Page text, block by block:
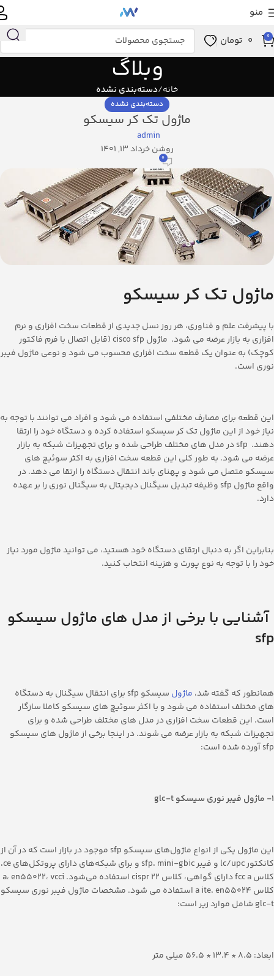
منو
0
0 تومان
وبلاگ
خانه دسته‌بندی نشده
دسته‌بندی نشده
ماژول تک کر سیسکو
admin
روشن خرداد 13, 1401
0
ماژول تک کر سیسکو
با پیشرفت علم و فناوری، هر روز نسل جدیدی از قطعات سخت افزاری و نرم
افزاری به بازار عرضه می شود. ماژول cisco sfp (قابل اتصال با فرم فاکتور
کوچک) به عنوان یک قطعه سخت افزاری محسوب می شود و نوعی ماژول فیبر
نوری است.
این قطعه برای مصارف مختلفی استفاده می شود و افراد می توانند با توجه به
نیاز خود از این ماژول تک کر سیسکو استفاده کرده و دستگاه خود را ارتقا
دهند. sfp در مدل های مختلف طراحی شده و برای تجهیزات شبکه به بازار
عرضه می شود. به طور کلی این قطعه سخت افزاری به اکثر سوئیچ های
سیسکو متصل می شود و پهنای باند انتقال دستگاه را ارتقا می دهد. در
واقع ماژول sfp وظیفه تبدیل سیگنال دیجیتال به سیگنال نوری را بر عهده
دارد.
بنابراین اگر به دنبال ارتقای دستگاه خود هستید، می توانید ماژول مورد نیاز
خود را با توجه به نوع پورت و هزینه انتخاب کنید.
آشنایی با برخی از مدل های ماژول سیسکو
sfp
همانطور که گفته شد، ماژول
سیسکو sfp برای انتقال سیگنال به دستگاه
های مختلف استفاده می شود و با اکثر سوئیچ های سیسکو کاملا سازگار
است. این قطعات سخت افزاری در مدل های مختلف طراحی شده و برای
تجهیزات شبکه به بازار عرضه می شوند. در اینجا برخی از ماژول های سیسکو
sfp آورده شده است:
1- ماژول فیبر نوری سیسکو glc-t
این ماژول یکی از انواع ماژول‌های سیسکو sfp موجود در بازار است که در آن از
کانکتور lc/upc و فیبر sfp، mini-gbic و برای شبکه‌های دارای پروتکل‌های ce،
کلاس fcc a دارای گواهی، کلاس cispr 22 استفاده می‌شود. a، en55022، ‎vcci
کلاس a ite، ‎en55024 استفاده می شود. مشخصات ماژول فیبر نوری سیسکو
glc-t شامل موارد زیر است:
ابعاد: 8.5 * 13.4 * 56.5 میلی متر